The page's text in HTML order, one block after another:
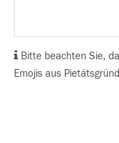
Bitte beachten Sie,
Emojis aus